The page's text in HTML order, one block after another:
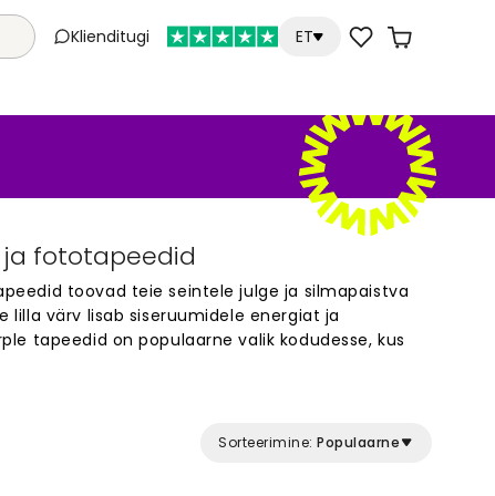
Klienditugi ET
ja fototapeedid
toovad teie seintele julge ja silmapaistva
lilla värv lisab siseruumidele energiat ja
tapeedid on populaarne valik kodudesse, kus
neutraalsete toonidega ning sobivad
Sorteerimine: Populaarne